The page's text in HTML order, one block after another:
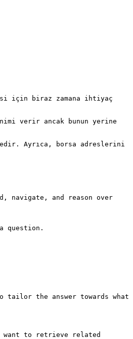
için biraz zamana ihtiyaç
verir ancak bunun yerine
Ayrıca, borsa adreslerini
navigate, and reason over
question.
the answer towards what
want to retrieve related